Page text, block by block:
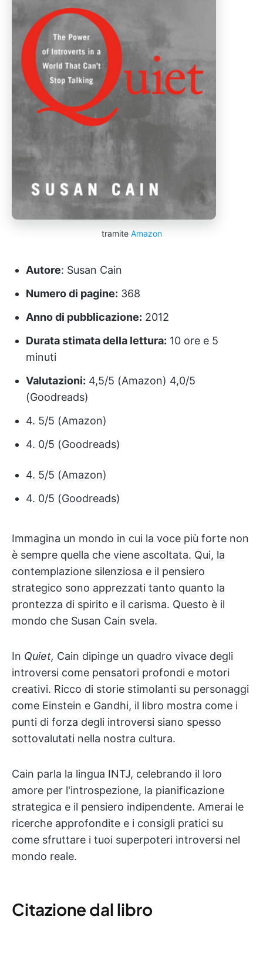
tramite Amazon
Autore: Susan Cain
Numero di pagine: 368
Anno di pubblicazione: 2012
Durata stimata della lettura: 10 ore e 5
minuti
Valutazioni: 4,5/5 (Amazon) 4,0/5
(Goodreads)
4. 5/5 (Amazon)
4. 0/5 (Goodreads)
4. 5/5 (Amazon)
4. 0/5 (Goodreads)
Immagina un mondo in cui la voce più forte non
è sempre quella che viene ascoltata. Qui, la
contemplazione silenziosa e il pensiero
strategico sono apprezzati tanto quanto la
prontezza di spirito e il carisma. Questo è il
mondo che Susan Cain svela.
In Quiet, Cain dipinge un quadro vivace degli
introversi come pensatori profondi e motori
creativi. Ricco di storie stimolanti su personaggi
come Einstein e Gandhi, il libro mostra come i
punti di forza degli introversi siano spesso
sottovalutati nella nostra cultura.
Cain parla la lingua INTJ, celebrando il loro
amore per l'introspezione, la pianificazione
strategica e il pensiero indipendente. Amerai le
ricerche approfondite e i consigli pratici su
come sfruttare i tuoi superpoteri introversi nel
mondo reale.
Citazione dal libro